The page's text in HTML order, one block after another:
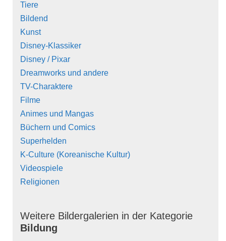
Tiere
Bildend
Kunst
Disney-Klassiker
Disney / Pixar
Dreamworks und andere
TV-Charaktere
Filme
Animes und Mangas
Büchern und Comics
Superhelden
K-Culture (Koreanische Kultur)
Videospiele
Religionen
Weitere Bildergalerien in der Kategorie
Bildung